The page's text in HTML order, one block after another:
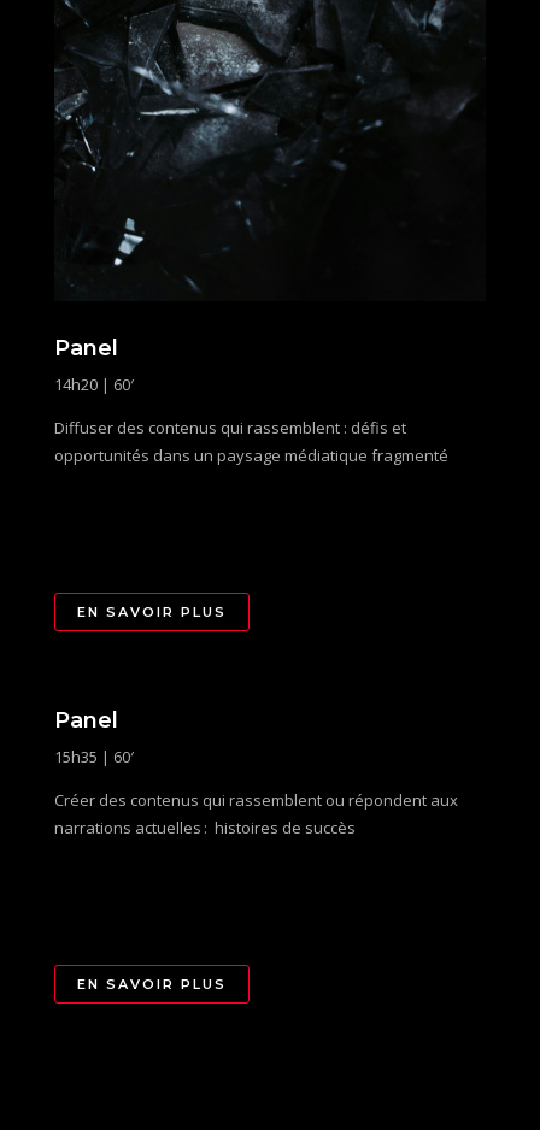
Panel
14h20 | 60′
Diffuser des contenus qui rassemblent : défis et
opportunités dans un paysage médiatique fragmenté
EN SAVOIR PLUS
Panel
15h35 | 60′
Créer des contenus qui rassemblent ou répondent aux
narrations actuelles : histoires de succès
EN SAVOIR PLUS